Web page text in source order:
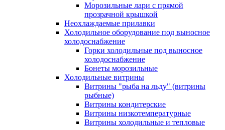
Морозильные лари с прямой
прозрачной крышкой
Неохлаждаемые прилавки
Холодильное оборудование под выносное
холодоснабжение
Горки холодильные под выносное
холодоснабжение
Бонеты морозильные
Холодильные витрины
Витрины "рыба на льду" (витрины
рыбные)
Витрины кондитерские
Витрины низкотемпературные
Витрины холодильные и тепловые